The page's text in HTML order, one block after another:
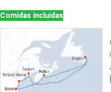
Comidas incluidas